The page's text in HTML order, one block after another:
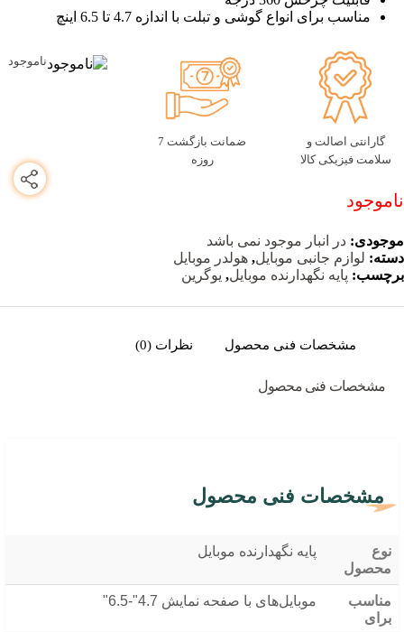
مناسب برای انواع گوشی و تبلت با اندازه 4.7 تا 6.5 اینچ
گارانتی اصالت و
سلامت فیزیکی کالا
ضمانت بازگشت 7
روزه
ناموجود
ناموجود
موجودی: در انبار موجود نمی باشد
دسته: لوازم جانبی موبایل, هولدر موبایل
برچسب: پایه نگهدارنده موبایل, یوگرین
مشخصات فنی محصول نظرات (0)
مشخصات فنی محصول
مشخصات فنی محصول
نوع
محصول
پایه نگهدارنده موبایل
مناسب
برای
موبایل‌های با صفحه نمایش 4.7"-6.5"